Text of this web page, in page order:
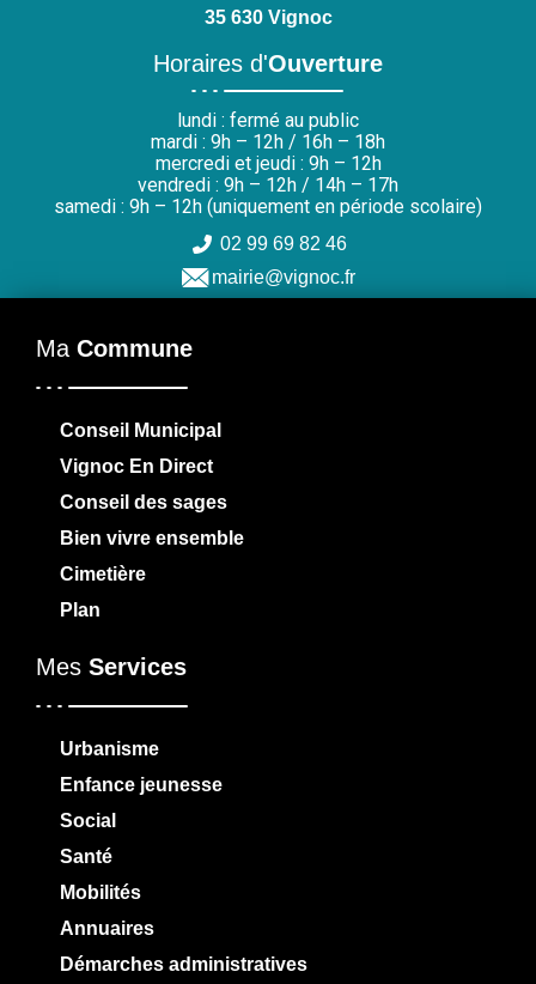
35 630 Vignoc
Horaires d'Ouverture
lundi : fermé au public
mardi : 9h – 12h / 16h – 18h
mercredi et jeudi : 9h – 12h
vendredi : 9h – 12h / 14h – 17h
samedi : 9h – 12h (uniquement en période scolaire)
02 99 69 82 46
mairie@vignoc.fr
Ma Commune
Conseil Municipal
Vignoc En Direct
Conseil des sages
Bien vivre ensemble
Cimetière
Plan
Mes Services
Urbanisme
Enfance jeunesse
Social
Santé
Mobilités
Annuaires
Démarches administratives